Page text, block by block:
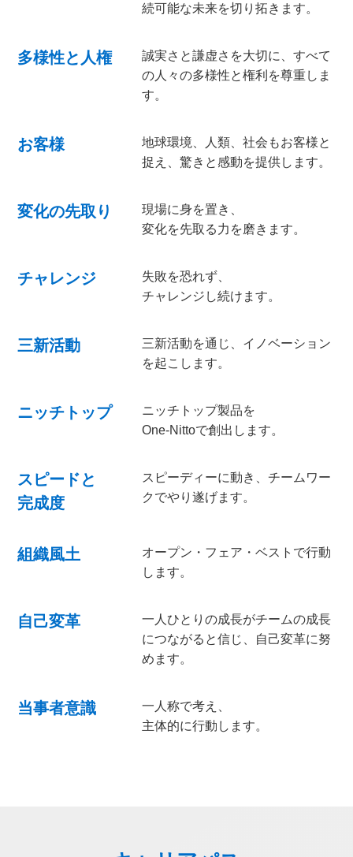
続可能な未来を切り拓きます。
多様性と人権
誠実さと謙虚さを大切に、すべて
の人々の多様性と権利を尊重しま
す。
お客様
地球環境、人類、社会もお客様と
捉え、驚きと感動を提供します。
変化の先取り
現場に身を置き、
変化を先取る力を磨きます。
チャレンジ
失敗を恐れず、
チャレンジし続けます。
三新活動
三新活動を通じ、イノベーション
を起こします。
ニッチトップ
ニッチトップ製品を
One-Nittoで創出します。
スピードと
完成度
スピーディーに動き、チームワー
クでやり遂げます。
組織風土
オープン・フェア・ベストで行動
します。
自己変革
一人ひとりの成長がチームの成長
につながると信じ、自己変革に努
めます。
当事者意識
一人称で考え、
主体的に行動します。